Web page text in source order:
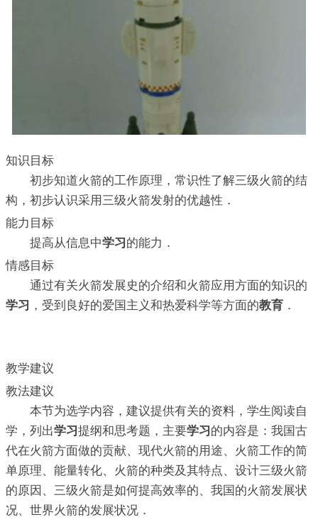
知识目标
初步知道火箭的工作原理，常识性了解三级火箭的结
构，初步认识采用三级火箭发射的优越性．
能力目标
提高从信息中学习 的能力．
情感目标
通过有关火箭发展史的介绍和火箭应用方面的知识的
学习 ，受到良好的爱国主义和热爱科学等方面的教育 ．
教学建议
教法建议
本节为选学内容，建议提供有关的资料，学生阅读自
学，列出学习 提纲和思考题，主要学习 的内容是：我国古
代在火箭方面做的贡献、现代火箭的用途、火箭工作的简
单原理、能量转化、火箭的种类及其特点、设计三级火箭
的原因、三级火箭是如何提高效率的、我国的火箭发展状
况、世界火箭的发展状况．